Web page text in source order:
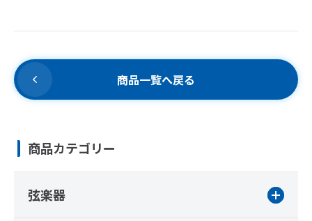
商品一覧へ戻る
商品カテゴリー
弦楽器